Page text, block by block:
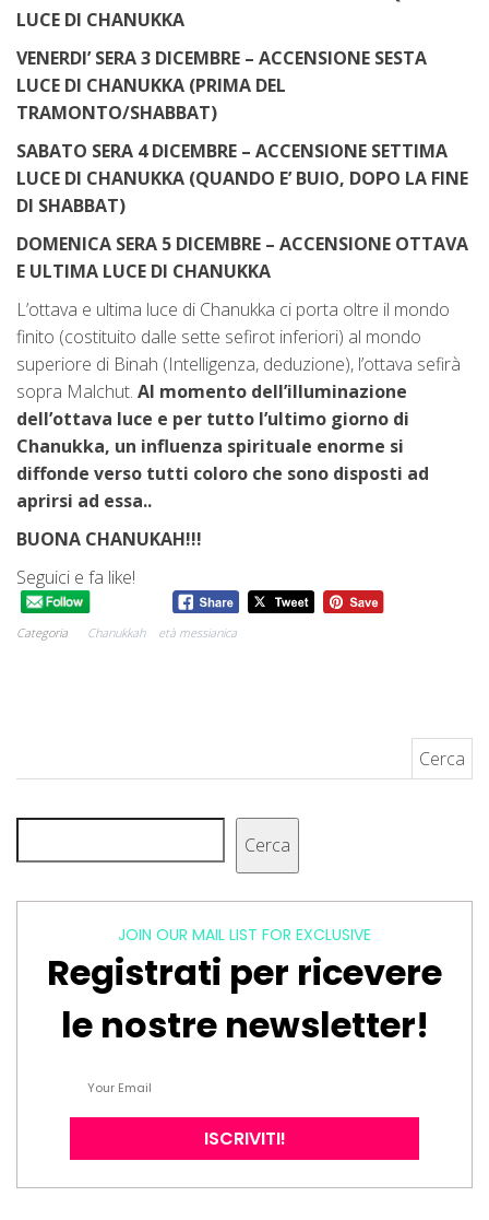
LUCE DI CHANUKKA
VENERDI’ SERA 3 DICEMBRE – ACCENSIONE SESTA
LUCE DI CHANUKKA (PRIMA DEL
TRAMONTO/SHABBAT)
SABATO SERA 4 DICEMBRE – ACCENSIONE SETTIMA
LUCE DI CHANUKKA (QUANDO E’ BUIO, DOPO LA FINE
DI SHABBAT)
DOMENICA SERA 5 DICEMBRE – ACCENSIONE OTTAVA
E ULTIMA LUCE DI CHANUKKA
L’ottava e ultima luce di Chanukka ci porta oltre il mondo
finito (costituito dalle sette sefirot inferiori) al mondo
superiore di Binah (Intelligenza, deduzione), l’ottava sefirà
sopra Malchut. Al momento dell’illuminazione
dell’ottava luce e per tutto l’ultimo giorno di
Chanukka, un influenza spirituale enorme si
diffonde verso tutti coloro che sono disposti ad
aprirsi ad essa..
BUONA CHANUKAH!!!
Seguici e fa like!
Categoria Chanukkah età messianica
Cerca
JOIN OUR MAIL LIST FOR EXCLUSIVE
Registrati per ricevere
le nostre newsletter!